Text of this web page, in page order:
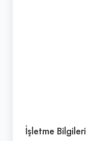
İşletme Bilgileri